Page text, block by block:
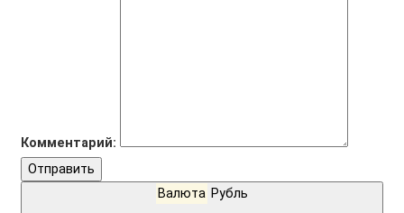
Комментарий:
Отправить
Валюта Рубль